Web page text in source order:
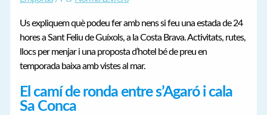
Us expliquem què podeu fer amb nens si feu una estada de 24
hores a Sant Feliu de Guíxols, a la Costa Brava. Activitats, rutes,
llocs per menjar i una proposta d’hotel bé de preu en
temporada baixa amb vistes al mar.
El camí de ronda entre s’Agaró i cala
Sa Conca